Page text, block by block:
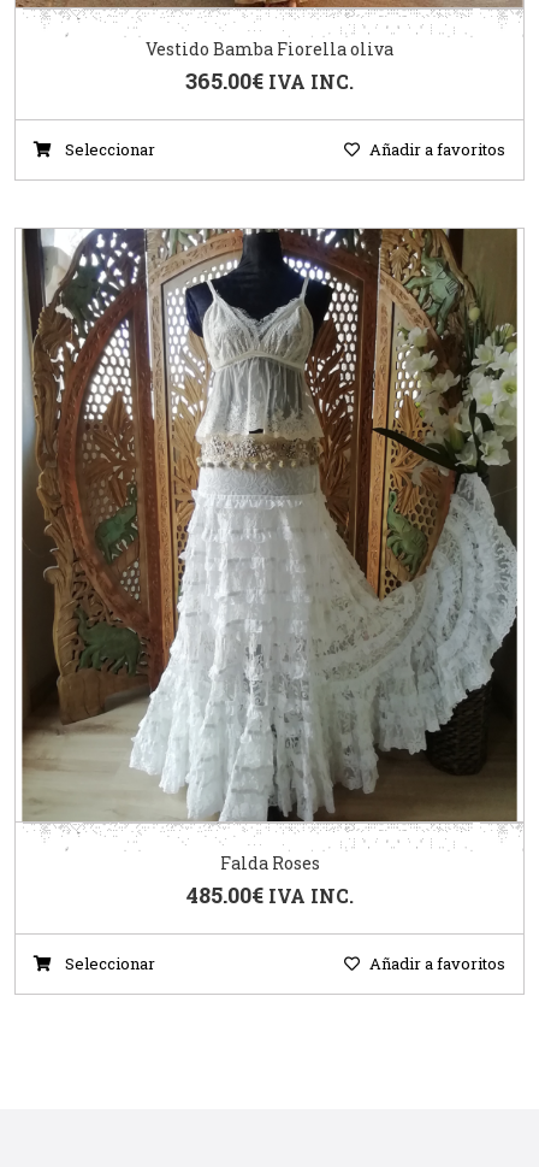
Vestido Bamba Fiorella oliva
365.00€ IVA INC.
Seleccionar Añadir a favoritos
Falda Roses
485.00€ IVA INC.
Seleccionar Añadir a favoritos